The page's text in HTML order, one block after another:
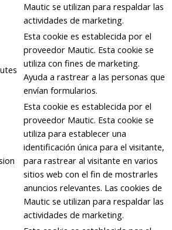
Mautic se utilizan para respaldar las
actividades de marketing.
Esta cookie es establecida por el
proveedor Mautic. Esta cookie se
utiliza con fines de marketing.
Ayuda a rastrear a las personas que
envían formularios.
Esta cookie es establecida por el
proveedor Mautic. Esta cookie se
utiliza para establecer una
identificación única para el visitante,
para rastrear al visitante en varios
sitios web con el fin de mostrarles
anuncios relevantes. Las cookies de
Mautic se utilizan para respaldar las
actividades de marketing.